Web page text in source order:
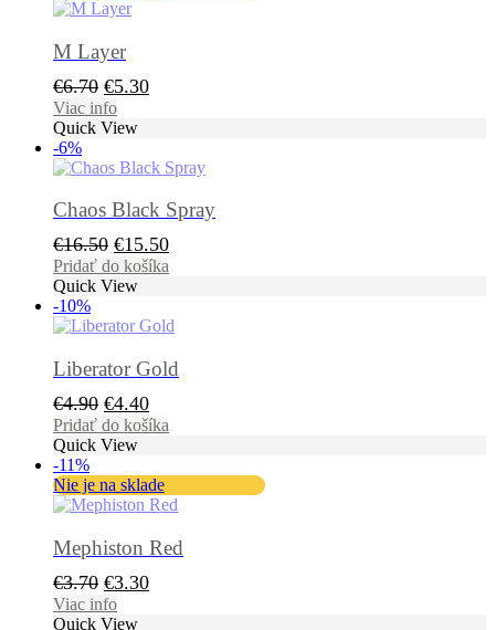
M Layer
€6.70 Pôvodná
cena
bola:
€5.30Aktuálna
Viac info
Quick View
-6%
Chaos Black Spray
€16.50 Pôvodná
cena
bola:
€15.50Aktuálna
cena
Pridať do košíka
Quick View
-10%
Liberator Gold
€4.90 Pôvodná
cena
bola:
€4.90.
€4.40Aktuálna
cena
€4.40.
Pridať do košíka
Quick View
-11%
Nie je na sklade
Mephiston Red
€3.70 Pôvodná
cena
€3.30Aktuálna
Viac info
Quick View